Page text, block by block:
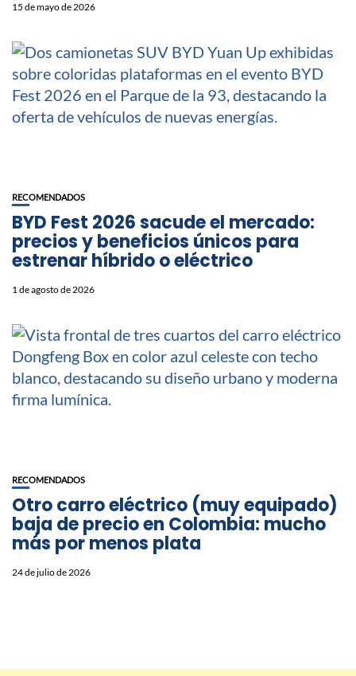
15 de mayo de 2026
RECOMENDADOS
BYD Fest 2026 sacude el mercado:
precios y beneficios únicos para
estrenar híbrido o eléctrico
1 de agosto de 2026
RECOMENDADOS
Otro carro eléctrico (muy equipado)
baja de precio en Colombia: mucho
más por menos plata
24 de julio de 2026